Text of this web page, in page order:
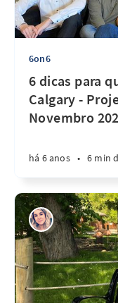
6on6
6 dicas para
Calgary -
Novembro
há 6 anos • 6 min